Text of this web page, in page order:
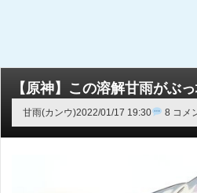
【原神】この溶解甘雨がぶ
甘雨(カンウ)2022/01/17 19:30 8 コメ